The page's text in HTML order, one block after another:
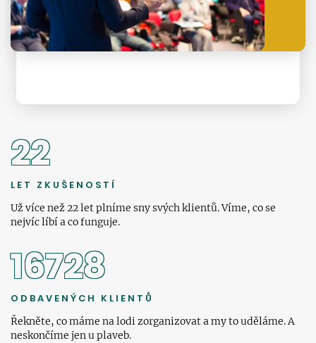
22
LET ZKUŠENOSTÍ
Už více než 22 let plníme sny svých klientů. Víme, co se
nejvíc líbí a co funguje.
16728
ODBAVENÝCH KLIENTŮ
Řekněte, co máme na lodi zorganizovat a my to uděláme. A
neskončíme jen u plaveb.